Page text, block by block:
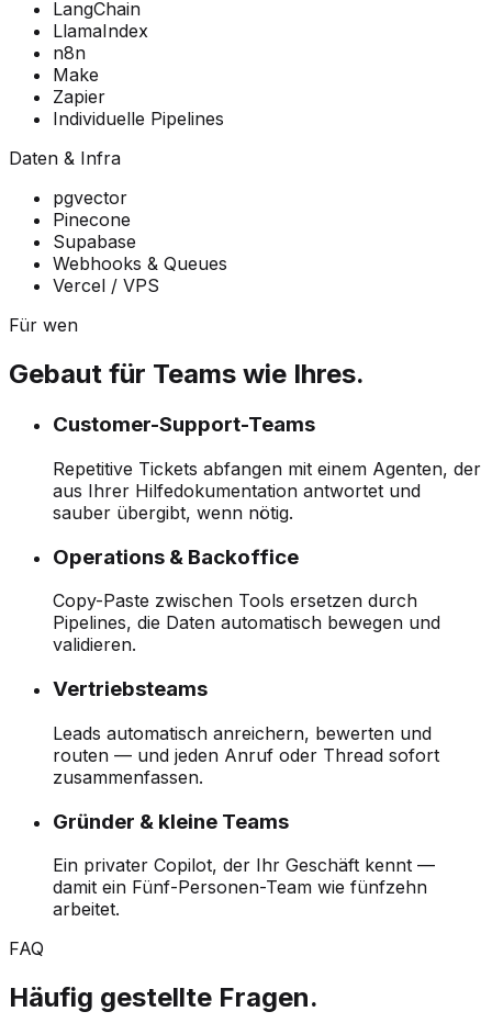
LangChain
LlamaIndex
n8n
Make
Zapier
Individuelle Pipelines
Daten & Infra
pgvector
Pinecone
Supabase
Webhooks & Queues
Vercel / VPS
Für wen
Gebaut für Teams wie Ihres.
Customer-Support-Teams
Repetitive Tickets abfangen mit einem Agenten, der
aus Ihrer Hilfedokumentation antwortet und
sauber übergibt, wenn nötig.
Operations & Backoffice
Copy-Paste zwischen Tools ersetzen durch
Pipelines, die Daten automatisch bewegen und
validieren.
Vertriebsteams
Leads automatisch anreichern, bewerten und
routen — und jeden Anruf oder Thread sofort
zusammenfassen.
Gründer & kleine Teams
Ein privater Copilot, der Ihr Geschäft kennt —
damit ein Fünf-Personen-Team wie fünfzehn
arbeitet.
FAQ
Häufig gestellte Fragen.